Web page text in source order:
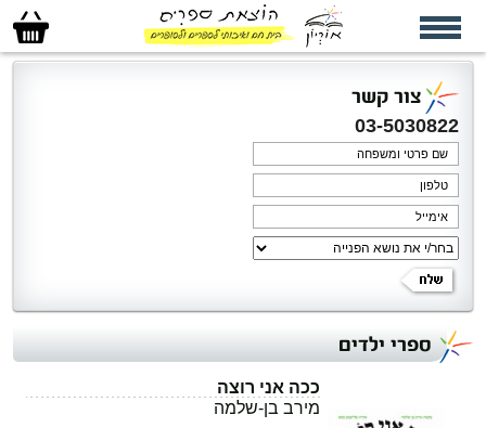
סל
הקניות
שלי
צור קשר
03-5030822
ספרי ילדים
ככה אני רוצה
מירב בן-שלמה